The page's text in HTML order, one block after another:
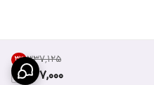
۳۳۷٬۱۲۵ 3%
327,000